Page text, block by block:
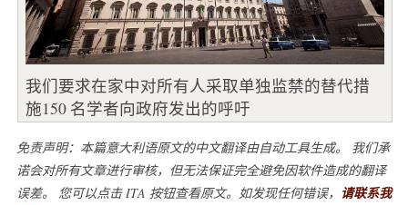
我们要求在家中对所有人采取单独监禁的替代措
施150 名学者向政府发出的呼吁
免责声明：本篇意大利语原文的中文翻译由自动工具生成。 我们承
诺会对所有文章进行审核，但无法保证完全避免因软件造成的翻译
误差。 您可以点击 ITA 按钮查看原文。如发现任何错误， 请联系我